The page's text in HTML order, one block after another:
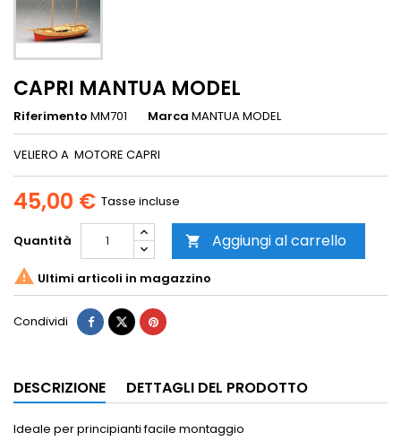
CAPRI MANTUA MODEL
Riferimento MM701 Marca MANTUA MODEL
VELIERO A MOTORE CAPRI
45,00 € Tasse incluse
Quantità  Aggiungi al carrello
 Ultimi articoli in magazzino
Condividi
DESCRIZIONE DETTAGLI DEL PRODOTTO
Ideale per principianti facile montaggio